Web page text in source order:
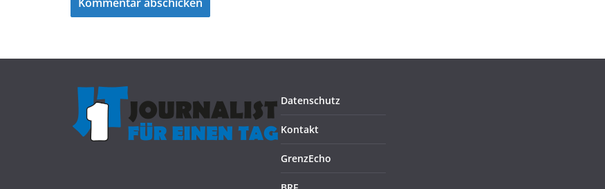
Datenschutz
Kontakt
GrenzEcho